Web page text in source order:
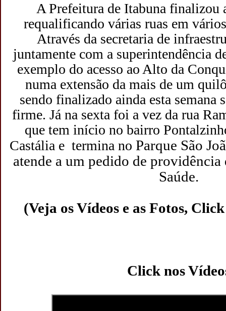
A Prefeitura de Itabuna finalizou
requalificando várias ruas em
Através da secretaria de
juntamente com a superintendência
exemplo do acesso ao Alto da
numa extensão da mais de um
sendo finalizado ainda esta semana
firme. Já na sexta foi a vez da rua
que tem início no bairro
Castália e termina no Parque São
atende a um pedido de
Saúde.
(Veja os Vídeos e as Fotos,
Click nos